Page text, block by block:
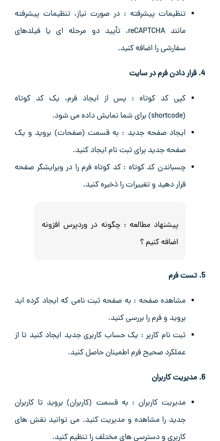
تنظیمات پیشرفته : در صورت نیاز، تنظیمات پیشرفته
مانند reCAPTCHA، تأیید دو مرحله ‌ای یا فیلدهای
سفارشی را اضافه کنید.
4. قرار دادن فرم در سایت
کپی کد کوتاه : پس از ایجاد فرم، یک کد کوتاه
(shortcode) برای شما نمایش داده می ‌شود.
ایجاد صفحه جدید : به قسمت (صفحات) بروید و یک
صفحه جدید برای ثبت‌ نام ایجاد کنید.
چسباندن کد کوتاه : کد کوتاه فرم را در ویرایشگر صفحه
قرار دهید و تغییرات را ذخیره کنید.
پیشنهاد مطالعه : چگونه در وردپرس افزونه
اضافه کنیم ؟
5. تست فرم
مشاهده صفحه : به صفحه ثبت ‌نامی که ایجاد کرده ‌اید
بروید و فرم را بررسی کنید.
ثبت نام کاربر : یک حساب کاربری جدید ایجاد کنید تا از
عملکرد صحیح فرم اطمینان حاصل کنید.
6. مدیریت کاربران
مدیریت کاربران : به قسمت (کاربران) بروید تا کاربران
جدید را مشاهده و مدیریت کنید. می ‌توانید نقش ‌های
کاربری و دسترسی‌ های مختلف را تنظیم کنید.